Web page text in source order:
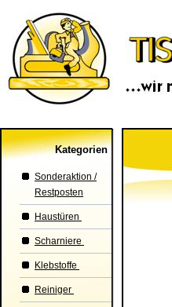
Kategorien
Sonderaktion /
Restposten
Haustüren
Scharniere
Klebstoffe
Reiniger